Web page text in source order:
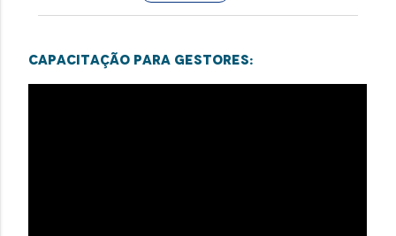
Capacitação para gestores: